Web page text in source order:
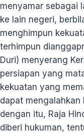
menyamar sebagai
ke lain negeri,
menghimpun
terhimpun
Duri) menyerang
persiapan yang
kekuatan yang
dapat mengalahkan
dengan itu, Raja
diberi hukuman,